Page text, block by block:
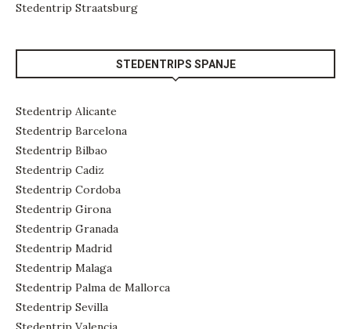
Stedentrip Straatsburg
STEDENTRIPS SPANJE
Stedentrip Alicante
Stedentrip Barcelona
Stedentrip Bilbao
Stedentrip Cadiz
Stedentrip Cordoba
Stedentrip Girona
Stedentrip Granada
Stedentrip Madrid
Stedentrip Malaga
Stedentrip Palma de Mallorca
Stedentrip Sevilla